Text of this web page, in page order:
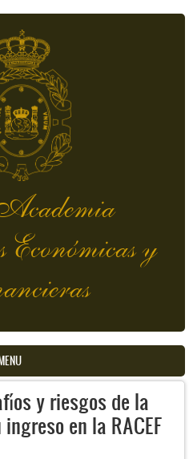
Económicas y
y riesgos de la
en la RACEF